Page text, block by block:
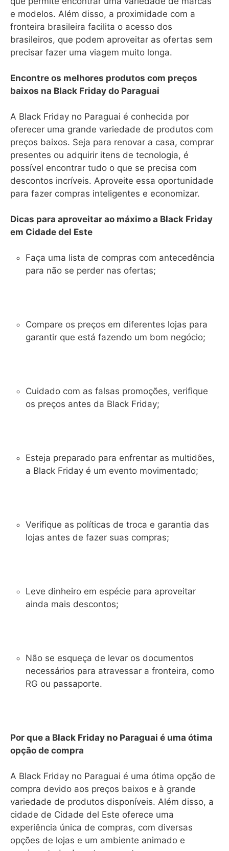
e modelos. Além disso, a proximidade com a
fronteira brasileira facilita o acesso dos
brasileiros, que podem aproveitar as ofertas sem
precisar fazer uma viagem muito longa.
Encontre os melhores produtos com preços
baixos na Black Friday do Paraguai
A Black Friday no Paraguai é conhecida por
oferecer uma grande variedade de produtos com
preços baixos. Seja para renovar a casa, comprar
presentes ou adquirir itens de tecnologia, é
possível encontrar tudo o que se precisa com
descontos incríveis. Aproveite essa oportunidade
para fazer compras inteligentes e economizar.
Dicas para aproveitar ao máximo a Black Friday
em Cidade del Este
Faça uma lista de compras com antecedência
para não se perder nas ofertas;
Compare os preços em diferentes lojas para
garantir que está fazendo um bom negócio;
Cuidado com as falsas promoções, verifique
os preços antes da Black Friday;
Esteja preparado para enfrentar as multidões,
a Black Friday é um evento movimentado;
Verifique as políticas de troca e garantia das
lojas antes de fazer suas compras;
Leve dinheiro em espécie para aproveitar
ainda mais descontos;
Não se esqueça de levar os documentos
necessários para atravessar a fronteira, como
RG ou passaporte.
Por que a Black Friday no Paraguai é uma ótima
opção de compra
A Black Friday no Paraguai é uma ótima opção de
compra devido aos preços baixos e à grande
variedade de produtos disponíveis. Além disso, a
cidade de Cidade del Este oferece uma
experiência única de compras, com diversas
opções de lojas e um ambiente animado e